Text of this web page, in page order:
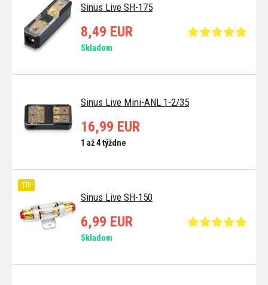
Sinus Live SH-175
8,49 EUR
Skladom
Sinus Live Mini-ANL 1-2/35
16,99 EUR
1 až 4 týždne
Sinus Live SH-150
TIP
6,99 EUR
Skladom